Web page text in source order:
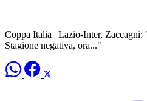
Coppa Italia | Lazio-Inter, Zaccagni:
Stagione negativa, ora..."